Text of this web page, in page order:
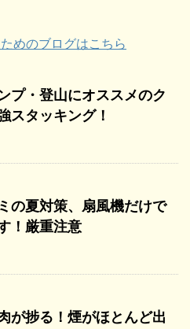
めのブログはこちら
プ・登山にオススメのク
スタッキング！
の夏対策、扇風機だけで
！厳重注意
が捗る！煙がほとんど出